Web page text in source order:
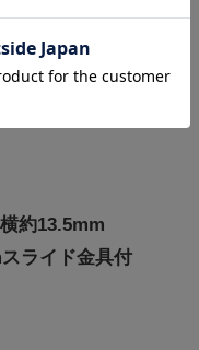
約13.5mm
ライド金具付